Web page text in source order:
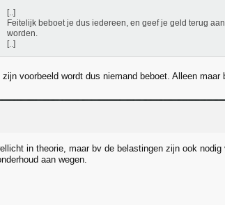
[..]
Feitelijk beboet je dus iedereen, en geef je geld terug
worden.
[..]
zijn voorbeeld wordt dus niemand beboet. Alleen
in theorie, maar bv de belastingen zijn ook
aan wegen.